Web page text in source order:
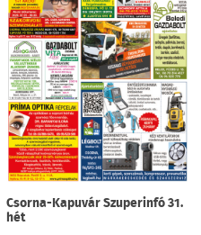
Csorna-Kapuvár Szuperinfó 31.
hét